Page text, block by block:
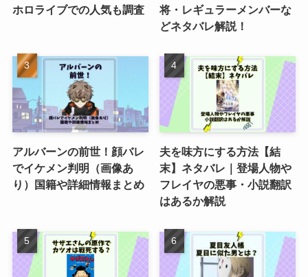
ホロライブでの人気も調査
将・レギュラーメンバーな
どネタバレ解説！
アルバーンの前世！顔バレ
でイケメン判明（画像あ
り）国籍や詳細情報まとめ
夫を味方にする方法【結
末】ネタバレ｜登場人物や
フレイヤの悪事・小説翻訳
はあるか解説